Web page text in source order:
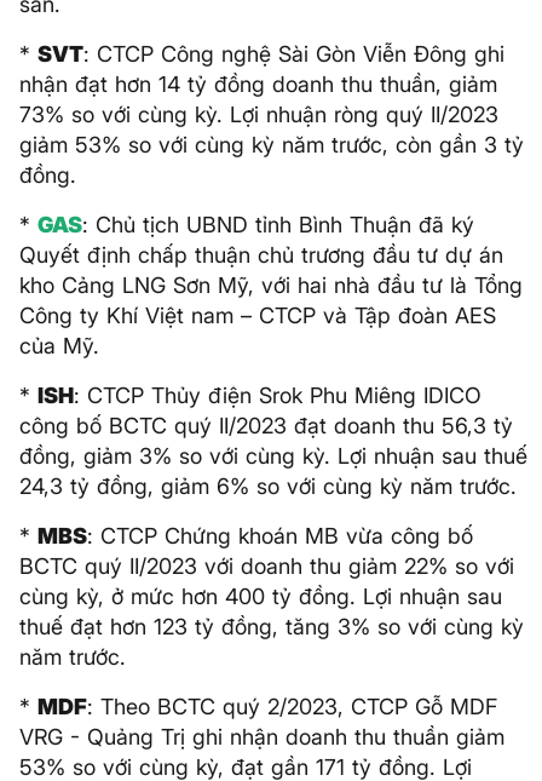
* SVT: CTCP Công nghệ Sài Gòn Viễn Đông ghi
nhận đạt hơn 14 tỷ đồng doanh thu thuần, giảm
73% so với cùng kỳ. Lợi nhuận ròng quý II/2023
giảm 53% so với cùng kỳ năm trước, còn gần 3 tỷ
đồng.
* GAS: Chủ tịch UBND tỉnh Bình Thuận đã ký
Quyết định chấp thuận chủ trương đầu tư dự án
kho Cảng LNG Sơn Mỹ, với hai nhà đầu tư là Tổng
Công ty Khí Việt nam – CTCP và Tập đoàn AES
của Mỹ.
* ISH: CTCP Thủy điện Srok Phu Miêng IDICO
công bố BCTC quý II/2023 đạt doanh thu 56,3 tỷ
đồng, giảm 3% so với cùng kỳ. Lợi nhuận sau thuế
24,3 tỷ đồng, giảm 6% so với cùng kỳ năm trước.
* MBS: CTCP Chứng khoán MB vừa công bố
BCTC quý II/2023 với doanh thu giảm 22% so với
cùng kỳ, ở mức hơn 400 tỷ đồng. Lợi nhuận sau
thuế đạt hơn 123 tỷ đồng, tăng 3% so với cùng kỳ
năm trước.
* MDF: Theo BCTC quý 2/2023, CTCP Gỗ MDF
VRG - Quảng Trị ghi nhận doanh thu thuần giảm
53% so với cùng kỳ, đạt gần 171 tỷ đồng. Lợi